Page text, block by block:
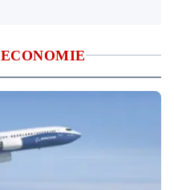
ECONOMIE